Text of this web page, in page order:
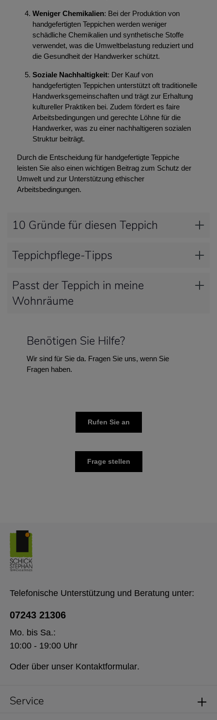
Weniger Chemikalien: Bei der Produktion von
handgefertigten Teppichen werden weniger
schädliche Chemikalien und synthetische Stoffe
verwendet, was die Umweltbelastung reduziert und
die Gesundheit der Handwerker schützt.
Soziale Nachhaltigkeit: Der Kauf von
handgefertigten Teppichen unterstützt oft traditionelle
Handwerksgemeinschaften und trägt zur Erhaltung
kultureller Praktiken bei. Zudem fördert es faire
Arbeitsbedingungen und gerechte Löhne für die
Handwerker, was zu einer nachhaltigeren sozialen
Struktur beiträgt.
Durch die Entscheidung für handgefertigte Teppiche
leisten Sie also einen wichtigen Beitrag zum Schutz der
Umwelt und zur Unterstützung ethischer
Arbeitsbedingungen.
10 Gründe für diesen Teppich
Teppichpflege-Tipps
Passt der Teppich in meine
Wohnräume
Benötigen Sie Hilfe?
Wir sind für Sie da. Fragen Sie uns, wenn Sie
Fragen haben.
Rufen Sie an
Frage stellen
Service
Telefonische Unterstützung und Beratung unter:
07243 21306
Mo. bis Sa.:
10:00 - 19:00 Uhr
Oder über unser Kontaktformular.